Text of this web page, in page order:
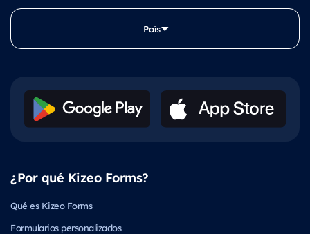
País
¿Por qué Kizeo Forms?
Qué es Kizeo Forms
Formularios personalizados